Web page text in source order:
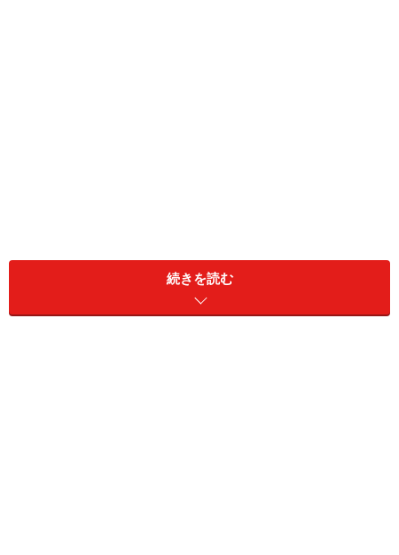
韓国語を少し勉強したことのある方でしたら、
日常会話でよく使う。「-(스)ㅂ니다」の方がより丁寧で
続きを読む